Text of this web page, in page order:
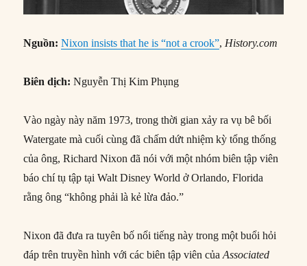
Nguồn:Nixon insists that he is “not a crook”,History.com
Biên dịch: Nguyễn Thị Kim Phụng
Vào ngày này năm 1973, trong thời gian xảy ra vụ bê bối
Watergate mà cuối cùng đã chấm dứt nhiệm kỳ tổng thống
của ông, Richard Nixon đã nói với một nhóm biên tập viên
báo chí tụ tập tại Walt Disney World ở Orlando, Florida
rằng ông “không phải là kẻ lừa đảo.”
Nixon đã đưa ra tuyên bố nổi tiếng này trong một buổi hỏi
đáp trên truyền hình với các biên tập viên củaAssociated